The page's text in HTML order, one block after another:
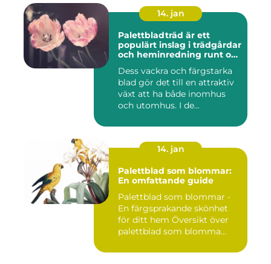
14. jan
Palettbladträd är ett
populärt inslag i trädgårdar
och heminredning runt om
Dess vackra och färgstarka
blad gör det till en attraktiv
växt att ha både inomhus
och utomhus. I de...
14. jan
Palettblad som blommar:
En omfattande guide
Palettblad som blommar -
En färgsprakande skönhet
för ditt hem Översikt över
palettblad som blomma...